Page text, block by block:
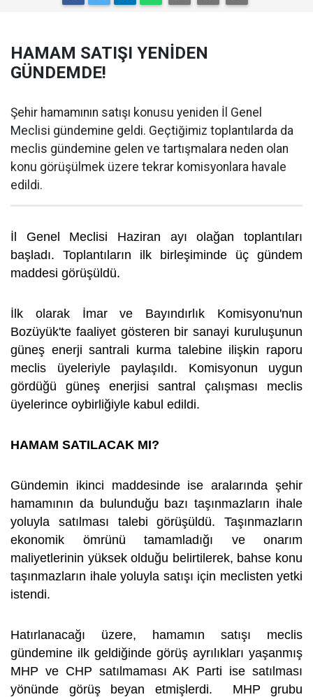
HAMAM SATIŞI YENİDEN
GÜNDEMDE!
Şehir hamamının satışı konusu yeniden İl Genel
Meclisi gündemine geldi. Geçtiğimiz toplantılarda da
meclis gündemine gelen ve tartışmalara neden olan
konu görüşülmek üzere tekrar komisyonlara havale
edildi.
İl Genel Meclisi Haziran ayı olağan toplantıları
başladı. Toplantıların ilk birleşiminde üç gündem
maddesi görüşüldü.
İlk olarak İmar ve Bayındırlık Komisyonu'nun
Bozüyük'te faaliyet gösteren bir sanayi kuruluşunun
güneş enerji santrali kurma talebine ilişkin raporu
meclis üyeleriyle paylaşıldı. Komisyonun uygun
gördüğü güneş enerjisi santral çalışması meclis
üyelerince oybirliğiyle kabul edildi.
HAMAM SATILACAK MI?
Gündemin ikinci maddesinde ise aralarında şehir
hamamının da bulunduğu bazı taşınmazların ihale
yoluyla satılması talebi görüşüldü. Taşınmazların
ekonomik ömrünü tamamladığı ve onarım
maliyetlerinin yüksek olduğu belirtilerek, bahse konu
taşınmazların ihale yoluyla satışı için meclisten yetki
istendi.
Hatırlanacağı üzere, hamamın satışı meclis
gündemine ilk geldiğinde görüş ayrılıkları yaşanmış
MHP ve CHP satılmaması AK Parti ise satılması
yönünde görüş beyan etmişlerdi. MHP grubu